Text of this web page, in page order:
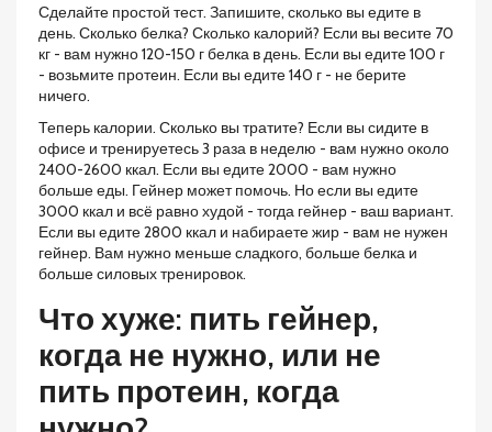
Сделайте простой тест. Запишите, сколько вы едите в
день. Сколько белка? Сколько калорий? Если вы весите 70
кг - вам нужно 120-150 г белка в день. Если вы едите 100 г
- возьмите протеин. Если вы едите 140 г - не берите
ничего.
Теперь калории. Сколько вы тратите? Если вы сидите в
офисе и тренируетесь 3 раза в неделю - вам нужно около
2400-2600 ккал. Если вы едите 2000 - вам нужно
больше еды. Гейнер может помочь. Но если вы едите
3000 ккал и всё равно худой - тогда гейнер - ваш вариант.
Если вы едите 2800 ккал и набираете жир - вам не нужен
гейнер. Вам нужно меньше сладкого, больше белка и
больше силовых тренировок.
Что хуже: пить гейнер,
когда не нужно, или не
пить протеин, когда